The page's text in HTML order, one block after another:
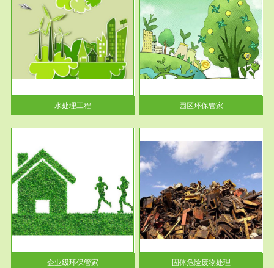
水处理工程
服务范围
园区环保管家
2016 年 4 月，环保部下发《关
于积极发挥环境保护作用促进供
给侧结...
园区环保管家
企业级环保管家
服务范围
固体危险废物处理
固体废物解释：固体废物是指人
们在生产建设、日常生活和其他
活动中...
固体危险废物处理